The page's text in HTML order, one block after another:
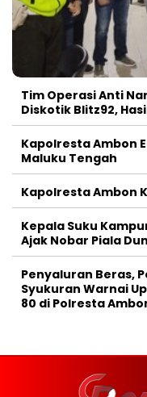
Tim Operasi Anti
Diskotik Blitz92,
Kapolresta Ambon
Maluku Tengah
Kapolresta Ambon
Kepala Suku
Ajak Nobar Piala
Penyaluran Beras,
Syukuran Warnai
80 di Polresta